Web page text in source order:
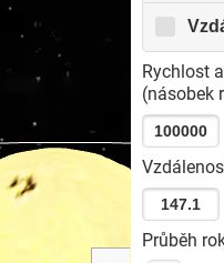
Rychlost
(násobek
Průběh